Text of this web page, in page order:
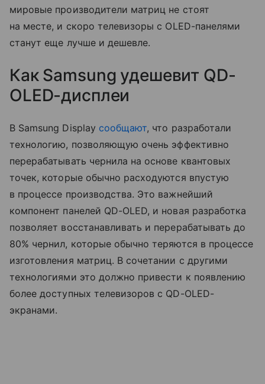
мировые производители матриц не стоят
на месте, и скоро телевизоры с OLED-панелями
станут еще лучше и дешевле.
Как Samsung удешевит QD-
OLED-дисплеи
В Samsung Display сообщают, что разработали
технологию, позволяющую очень эффективно
перерабатывать чернила на основе квантовых
точек, которые обычно расходуются впустую
в процессе производства. Это важнейший
компонент панелей QD-OLED, и новая разработка
позволяет восстанавливать и перерабатывать до
80% чернил, которые обычно теряются в процессе
изготовления матриц. В сочетании с другими
технологиями это должно привести к появлению
более доступных телевизоров с QD-OLED-
экранами.